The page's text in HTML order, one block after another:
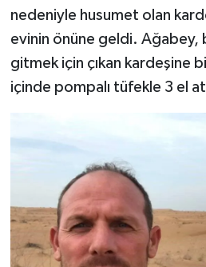
nedeniyle husumet olan
evinin önüne geldi. Ağabey,
gitmek için çıkan kardeşine
içinde pompalı tüfekle 3 el
YAŞAM
KÜLTÜR SANAT